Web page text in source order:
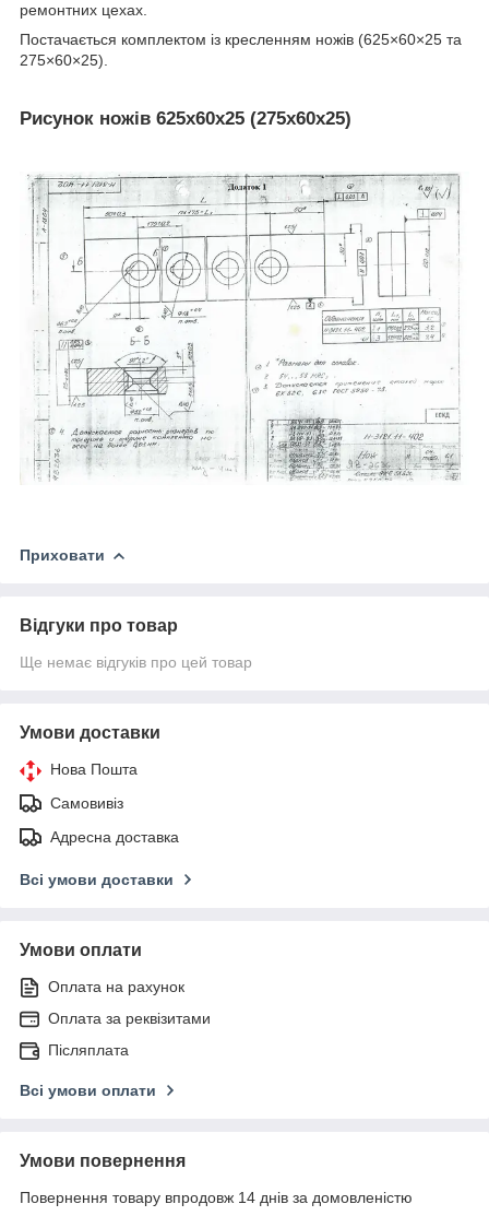
ремонтних цехах.
Постачається комплектом із кресленням ножів (625×60×25 та
275×60×25).
Рисунок ножів 625х60х25 (275х60х25)
Приховати
Відгуки про товар
Ще немає відгуків про цей товар
Умови доставки
Нова Пошта
Самовивіз
Адресна доставка
Всі умови доставки
Умови оплати
Оплата на рахунок
Оплата за реквізитами
Післяплата
Всі умови оплати
Умови повернення
Повернення товару впродовж 14 днів за домовленістю